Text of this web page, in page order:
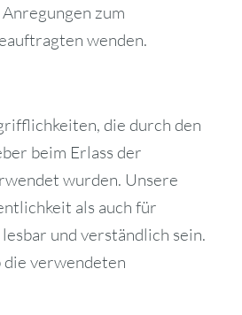
zum
wenden.
die durch den
beim Erlass der
wurden. Unsere
als auch für
und verständlich sein.
verwendeten